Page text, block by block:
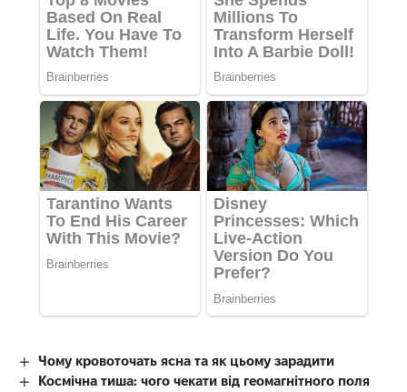
Чому кровоточать ясна та як цьому зарадити
Космічна тиша: чого чекати від геомагнітного поля